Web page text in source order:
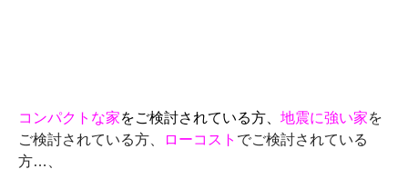
コンパクトな家をご検討されている方、 地震に強い家を
ご検討されている方、
ローコスト でご検討されている
方…、